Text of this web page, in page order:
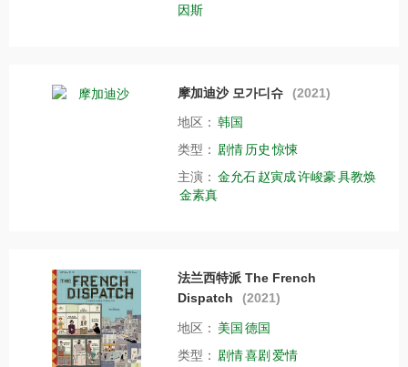
因斯
摩加迪沙 모가디슈 (2021)
地区： 韩国
类型： 剧情历史 惊悚
主演： 金允石赵寅成许峻豪具教焕
金素真
法兰西特派 The French
Dispatch
(2021)
地区： 美国 德国
类型： 剧情喜剧 爱情